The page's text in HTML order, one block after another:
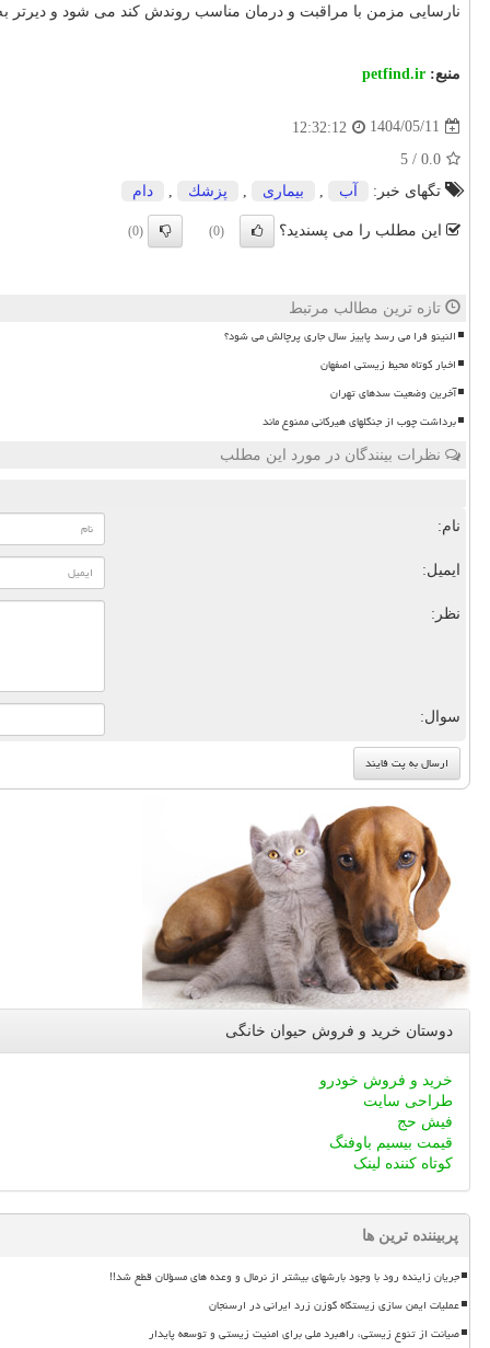
نارسایی مزمن با مراقبت و درمان مناسب روندش کند می شود و دیرتر به
منبع: petfind.ir
1404/05/11
12:32:12
0.0
/
5
تگهای خبر:
آب بیماری پزشك دام
این مطلب را می پسندید؟ (0)
(0)
تازه ترین مطالب مرتبط
النینو فرا می رسد پاییز سال جاری پرچالش می شود؟
اخبار کوتاه محیط زیستی اصفهان
آخرین وضعیت سدهای تهران
برداشت چوب از جنگلهای هیرکانی ممنوع ماند
نظرات بینندگان در مورد این مطلب
نام:
ایمیل:
نظر:
سوال:
دوستان خرید و فروش حیوان خانگی
خرید و فروش خودرو
طراحی سایت
فیش حج
قیمت بیسیم باوفنگ
کوتاه کننده لینک
پربیننده ترین ها
جریان زاینده رود با وجود بارشهای بیشتر از نرمال و وعده های مسؤلان قطع شد!!
عملیات ایمن سازی زیستگاه گوزن زرد ایرانی در ارسنجان
صیانت از تنوع زیستی، راهبرد ملی برای امنیت زیستی و توسعه پایدار